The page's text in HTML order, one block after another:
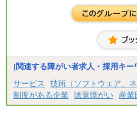
・専門・短大卒
(※3)、218,500円
※1…東京都、埼玉
※2…大阪府、京都
※3…愛知県、静岡
※4…北海道、宮城
潟県、富山県、石
香川県、福岡県
[関連する障がい者求人・採用キー
サービス
技術（ソフトウェア、
制度がある企業
聴覚障がい 産業